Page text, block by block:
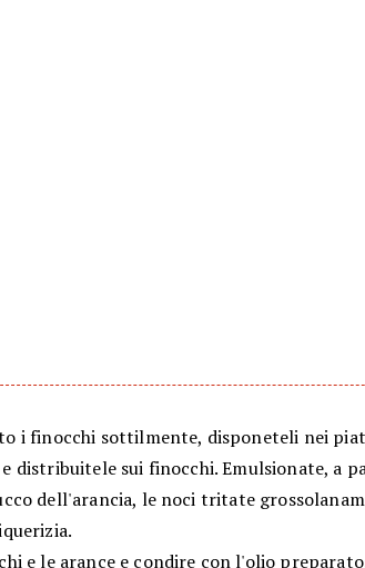
i finocchi sottilmente, disponeteli nei
distribuitele sui finocchi. Emulsionate, a
dell'arancia, le noci tritate
e le arance e condire con l'olio